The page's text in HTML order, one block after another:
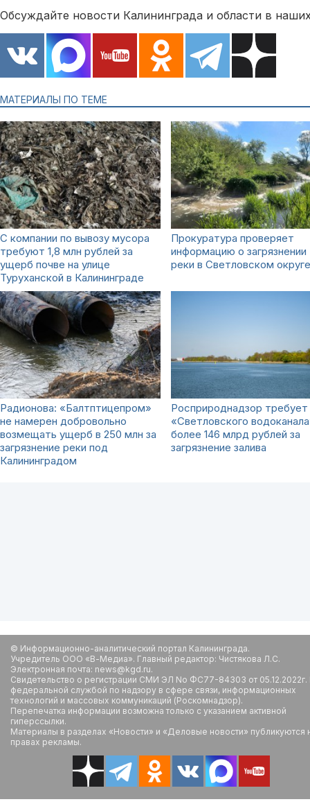
Обсуждайте новости Калининграда и области в
МАТЕРИАЛЫ ПО ТЕМЕ
С компании по вывозу мусора
требуют 1,8 млн рублей за
ущерб почве на улице
Туруханской в Калининграде
Прокуратура проверяет
информацию о загрязнении
реки в Светловском округе
Радионова: «Балтптицепром»
не намерен добровольно
возмещать ущерб в 250 млн за
загрязнение реки под
Калининградом
Росприроднадзор
«Светловского
более 146 млрд рублей за
загрязнение залива
© Информационно-аналитический портал Калининграда.
Учредитель ООО «В-Медиа». Главный редактор: Чистякова Л.С.
Электронная почта: news@kgd.ru.
Свидетельство о регистрации СМИ ЭЛ No ФС77-84303 от
федеральной службой по надзору в сфере связи, информационных
технологий и массовых коммуникаций (Роскомнадзор).
Перепечатка информации возможна только с указанием активной
гиперссылки.
Материалы в разделах «Новости» и «Деловые новости» публикуются
правах рекламы.